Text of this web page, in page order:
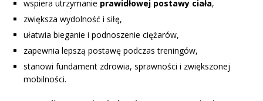
wspiera utrzymanie prawidłowej postawy ciała,
zwiększa wydolność i siłę,
ułatwia bieganie i podnoszenie ciężarów,
zapewnia lepszą postawę podczas treningów,
stanowi fundament zdrowia, sprawności i zwiększonej
mobilności.